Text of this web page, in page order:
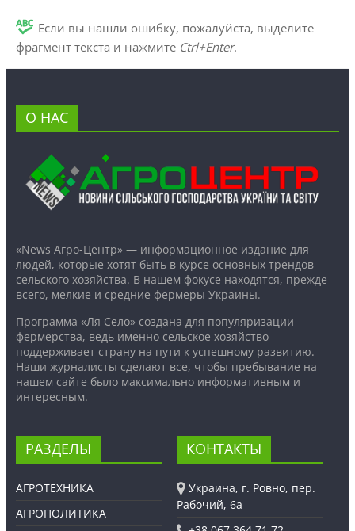
Если вы нашли ошибку, пожалуйста, выделите
фрагмент текста и нажмите Ctrl+Enter.
О НАС
«News Агро-Центр» — информационное издание для
людей, которые хотят быть в курсе основных трендов
сельского хозяйства. В нашем фокусе находятся, прежде
всего, мелкие и средние фермеры Украины.
Программа «Ля Село» создана для популяризации
фермерства, ведь именно сельское хозяйство
поддерживает страну на пути к успешному развитию.
Наши журналисты сделают все, чтобы пребывание на
нашем сайте было максимально информативным и
интересным.
РАЗДЕЛЫ
АГРОТЕХНИКА
АГРОПОЛИТИКА
КОНТАКТЫ
Украина, г. Ровно, пер.
Рабочий, 6а